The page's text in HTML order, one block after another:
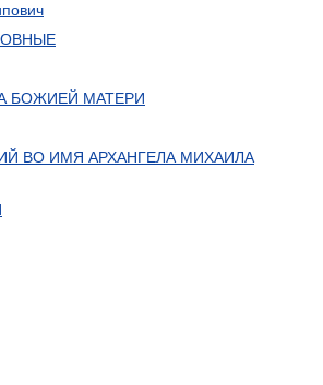
БОЖИЕЙ МАТЕРИ
ВО ИМЯ АРХАНГЕЛА МИХАИЛА